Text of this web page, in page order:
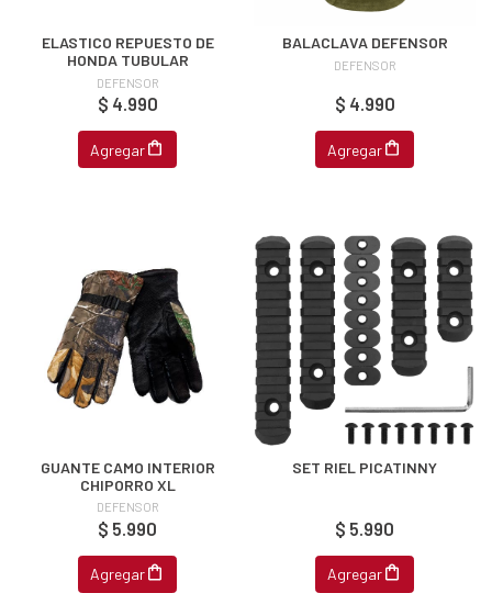
ELASTICO REPUESTO DE
HONDA TUBULAR
DEFENSOR
$ 4.990
Agregar
BALACLAVA DEFENSOR
DEFENSOR
$ 4.990
Agregar
GUANTE CAMO INTERIOR
CHIPORRO XL
DEFENSOR
$ 5.990
Agregar
SET RIEL PICATINNY
$ 5.990
Agregar